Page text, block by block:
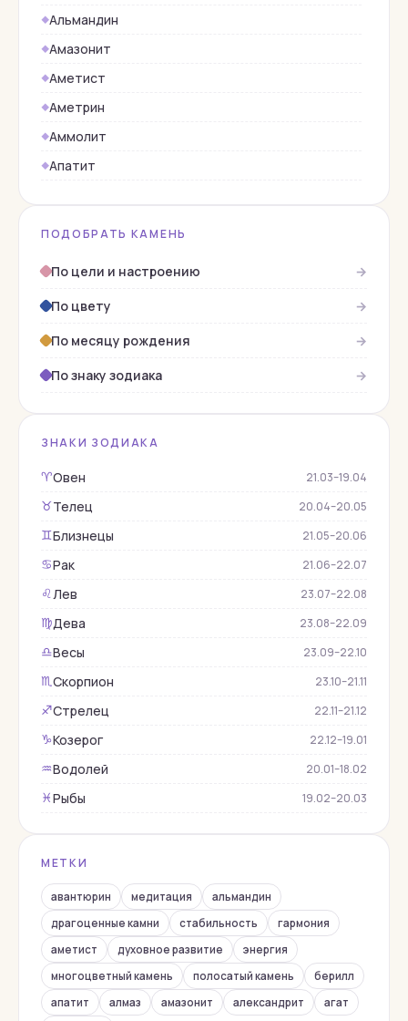
Альмандин
Амазонит
Аметист
Аметрин
Аммолит
Апатит
Гагат
Гелиодор
Гелиотроп
Гематит
Гороскопы
Гранат
Демантоид
Жадеит
Жемчуг
Змеевик
Изумруд
Кварц
Коралл
Корунд
Кошачий глаз
Лабрадор
Лунный камень
Малахит
Нефрит
Обсидиан
Оникс
Опал
ПОДОБРАТЬ КАМЕНЬ
По цели и настроению
→
По цвету
→
По месяцу рождения
→
По знаку зодиака
→
ЗНАКИ ЗОДИАКА
♈︎Овен 21.03–19.04
♉︎Телец 20.04–20.05
♊︎Близнецы 21.05–20.06
♋︎Рак 21.06–22.07
♌︎Лев 23.07–22.08
♍︎Дева 23.08–22.09
♎︎Весы 23.09–22.10
♏︎Скорпион 23.10–21.11
♐︎Стрелец 22.11–21.12
♑︎Козерог 22.12–19.01
♒︎Водолей 20.01–18.02
♓︎Рыбы 19.02–20.03
МЕТКИ
авантюрин медитация
альмандин
драгоценные камни
стабильность
гармония
аметист
духовное развитие
энергия
многоцветный камень
полосатый камень
берилл
апатит
алмаз амазонит александрит
агат